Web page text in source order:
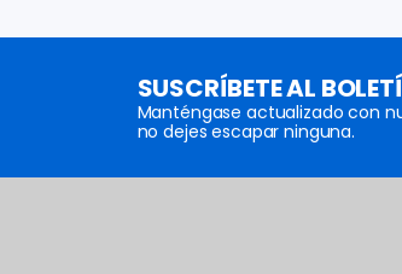
SUSCRÍBETE AL
Manténgase actualizado con
no dejes escapar ninguna.